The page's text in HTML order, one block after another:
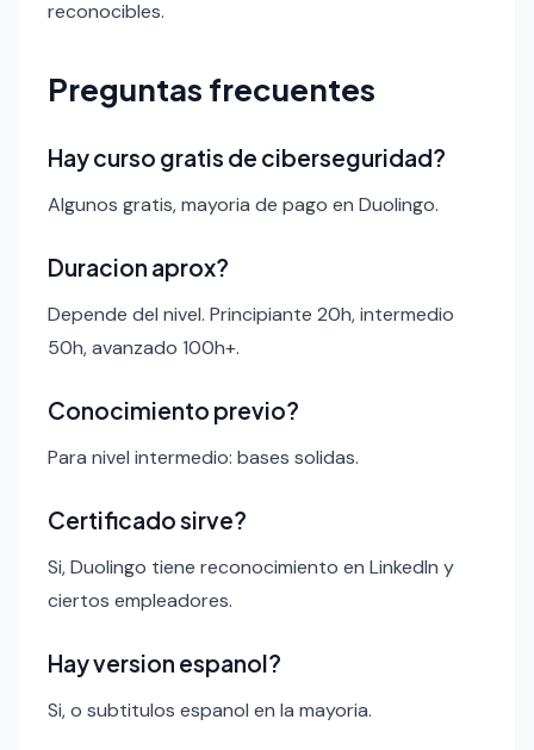
reconocibles.
Preguntas frecuentes
Hay curso gratis de ciberseguridad?
Algunos gratis, mayoria de pago en Duolingo.
Duracion aprox?
Depende del nivel. Principiante 20h, intermedio
50h, avanzado 100h+.
Conocimiento previo?
Para nivel intermedio: bases solidas.
Certificado sirve?
Si, Duolingo tiene reconocimiento en LinkedIn y
ciertos empleadores.
Hay version espanol?
Si, o subtitulos espanol en la mayoria.